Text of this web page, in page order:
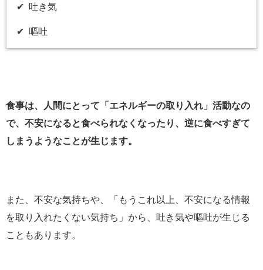
✔︎ 吐き気
✔︎ 嘔吐
食事は、人間にとって「エネルギーの取り入れ」活動なの
で、不安になると食べられなくなったり、逆に食べすぎて
しまうようなことが生じます。
また、不安な気持ちや、「もうこれ以上、不安になる情報
を取り入れたくない気持ち」から、吐き気や嘔吐が生じる
こともあります。